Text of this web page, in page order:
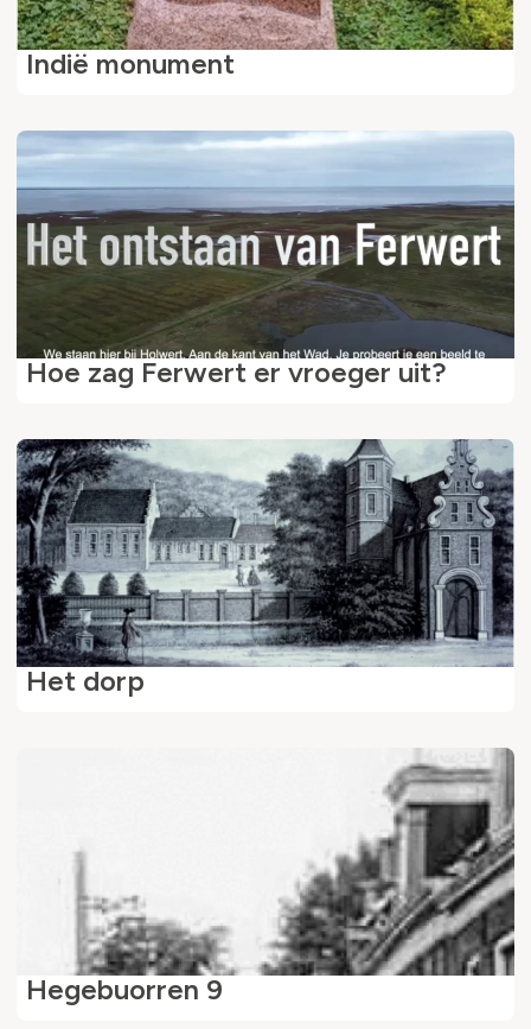
Indië monument
Hoe zag Ferwert er vroeger uit?
Het dorp
Hegebuorren 9